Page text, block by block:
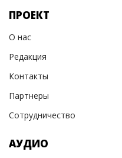
ПРОЕКТ
О нас
Редакция
Контакты
Партнеры
Сотрудничество
АУДИО